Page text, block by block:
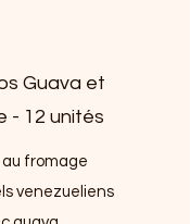
Guava et
- 12 unités
au fromage
venezueliens